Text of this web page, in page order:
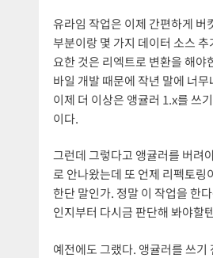
유라임 작업은 이제 간편하게 버
부분이랑 몇 가지 데이터 소스
요한 것은 리엑트로 변환을 해야
바일 개발 때문에 작년 말에 너
이제 더 이상은 앵귤러 1.x를 쓰
이다.
그런데 그렇다고 앵귤러를 버려
로 안나왔는데 또 언제 리펙토링
한단 말인가. 정말 이 작업을 한
인지부터 다시금 판단해 봐야할
예전에도 그랬다. 앵귤러를 쓰기